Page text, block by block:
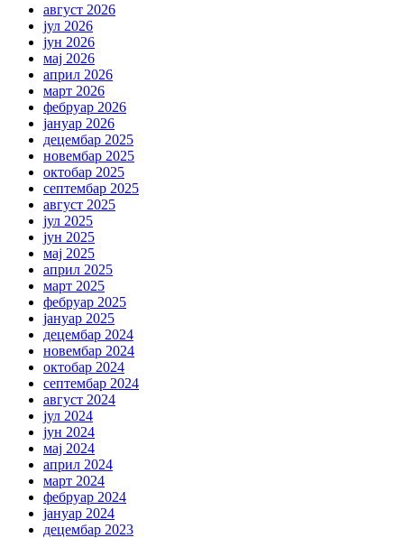
август 2026
јул 2026
јун 2026
мај 2026
април 2026
март 2026
фебруар 2026
јануар 2026
децембар 2025
новембар 2025
октобар 2025
септембар 2025
август 2025
јул 2025
јун 2025
мај 2025
април 2025
март 2025
фебруар 2025
јануар 2025
децембар 2024
новембар 2024
октобар 2024
септембар 2024
август 2024
јул 2024
јун 2024
мај 2024
април 2024
март 2024
фебруар 2024
јануар 2024
децембар 2023